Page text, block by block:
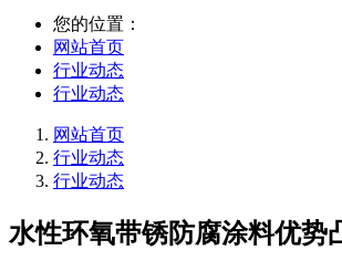
您的位置：
网站首页
行业动态
行业动态
网站首页
行业动态
行业动态
水性环氧带锈防腐涂料优势